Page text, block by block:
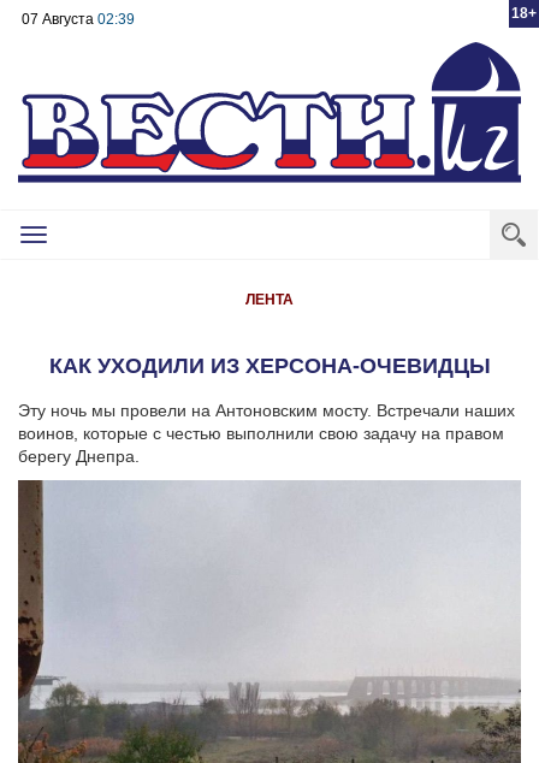
18+
07 Августа 02:39
Toggle
ЛЕНТА
КАК УХОДИЛИ ИЗ ХЕРСОНА-ОЧЕВИДЦЫ
Эту ночь мы провели на Антоновским мосту. Встречали наших
воинов, которые с честью выполнили свою задачу на правом
берегу Днепра.